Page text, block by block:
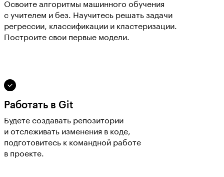
Освоите алгоритмы машинного обучения
с учителем и без. Научитесь решать задачи
регрессии, классификации и кластеризации.
Построите свои первые модели.
Работать в Git
Будете создавать репозитории
и отслеживать изменения в коде,
подготовитесь к командной работе
в проекте.